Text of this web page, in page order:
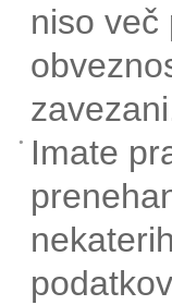
niso več
Imate